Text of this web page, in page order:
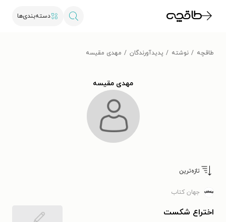
دسته‌بندی‌ها
طاقچه نوشته پدیدآورندگان مهدی مقیسه
مهدی مقیسه
تازه‌ترین
جهان کتاب
اختراع شکست